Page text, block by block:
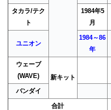
タカラ/テク
ト
1984年5
月
ユニオン
1984～86
年
ウェーブ
(WAVE)
新キット
バンダイ
合計